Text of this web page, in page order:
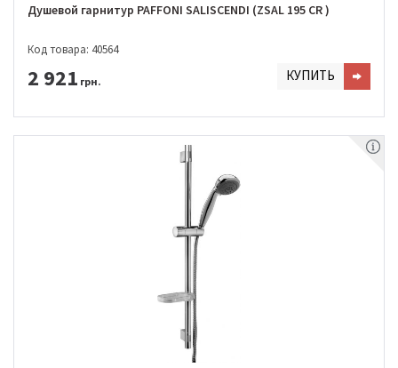
Душевой гарнитур PAFFONI SALISCENDI (ZSAL 195 CR )
Код товара: 40564
2 921 грн. КУПИТЬ